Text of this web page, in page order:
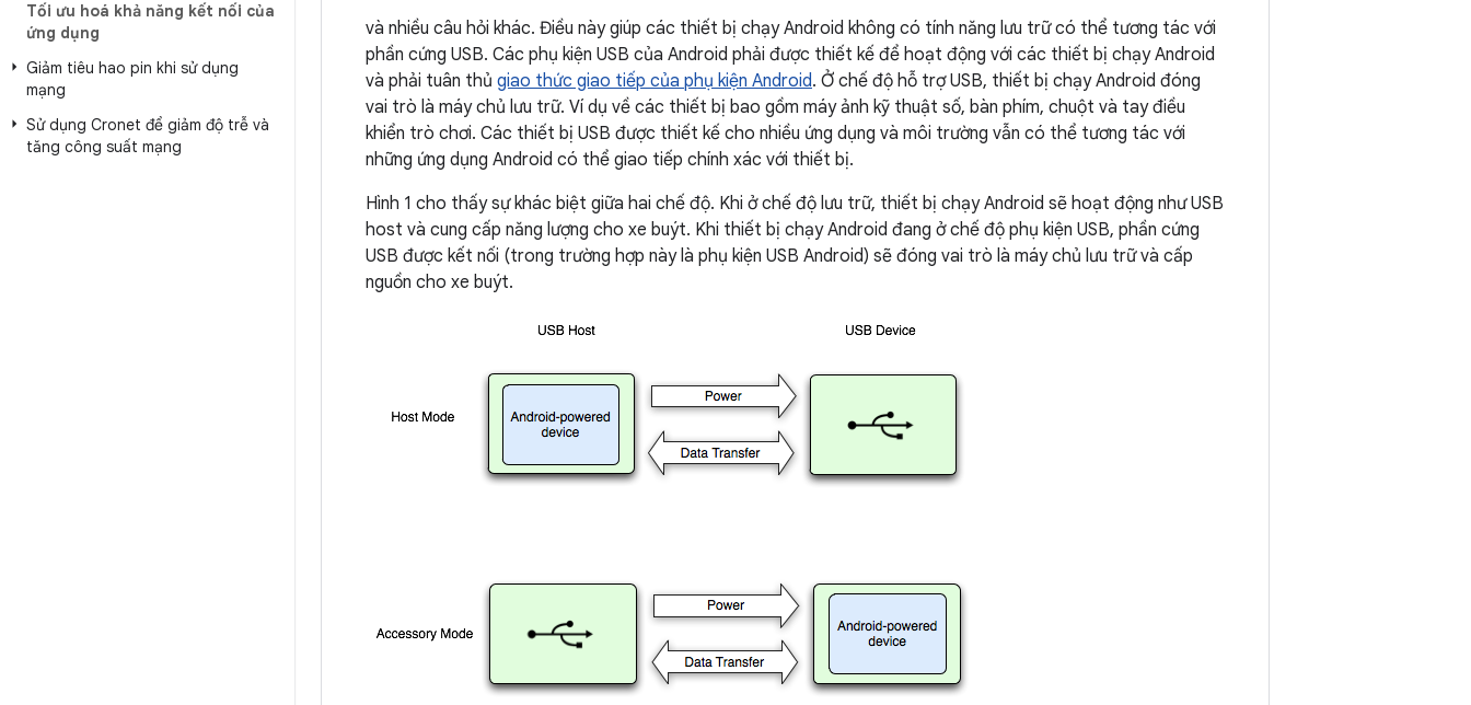
Tối ưu hoá khả năng kết nối của
ứng dụng
Giảm tiêu hao pin khi sử dụng
mạng
Sử dụng Cronet để giảm độ trễ và
tăng công suất mạng
và nhiều câu hỏi khác. Điều này giúp các thiết bị chạy Android không có tính năng lưu trữ có thể tương tác với
phần cứng USB. Các phụ kiện USB của Android phải được thiết kế để hoạt động với các thiết bị chạy Android
và phải tuân thủ giao thức giao tiếp của phụ kiện Android. Ở chế độ hỗ trợ USB, thiết bị chạy Android đóng
vai trò là máy chủ lưu trữ. Ví dụ về các thiết bị bao gồm máy ảnh kỹ thuật số, bàn phím, chuột và tay điều
khiển trò chơi. Các thiết bị USB được thiết kế cho nhiều ứng dụng và môi trường vẫn có thể tương tác với
những ứng dụng Android có thể giao tiếp chính xác với thiết bị.
Hình 1 cho thấy sự khác biệt giữa hai chế độ. Khi ở chế độ lưu trữ, thiết bị chạy Android sẽ hoạt động như USB
host và cung cấp năng lượng cho xe buýt. Khi thiết bị chạy Android đang ở chế độ phụ kiện USB, phần cứng
USB được kết nối (trong trường hợp này là phụ kiện USB Android) sẽ đóng vai trò là máy chủ lưu trữ và cấp
nguồn cho xe buýt.